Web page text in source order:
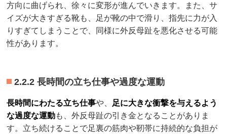
方向に曲げられ、徐々に変形が進んでいきます。また、サ
イズが大きすぎる靴も、足が靴の中で滑り、指先に力が入
りすぎてしまうことで、同様に外反母趾を悪化させる可能
性があります。
2.2.2 長時間の立ち仕事や過度な運動
長時間にわたる立ち仕事や、 足に大きな衝撃を与えるよう
な過度な運動も、外反母趾の引き金となることがありま
す。立ち続けることで足裏の筋肉や靭帯に持続的な負担が